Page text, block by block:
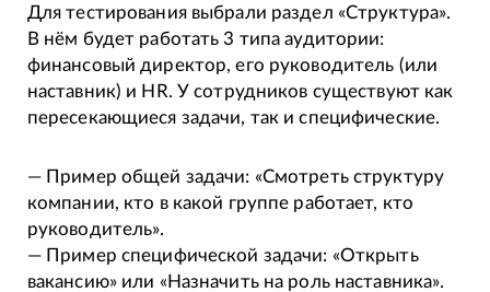
Для тестирования выбрали раздел «Структура».
В нём будет работать 3 типа аудитории:
финансовый директор, его руководитель (или
наставник) и HR. У сотрудников существуют как
пересекающиеся задачи, так и специфические.
— Пример общей задачи: «Смотреть структуру
компании, кто в какой группе работает, кто
руководитель».
— Пример специфической задачи: «Открыть
вакансию» или «Назначить на роль наставника».